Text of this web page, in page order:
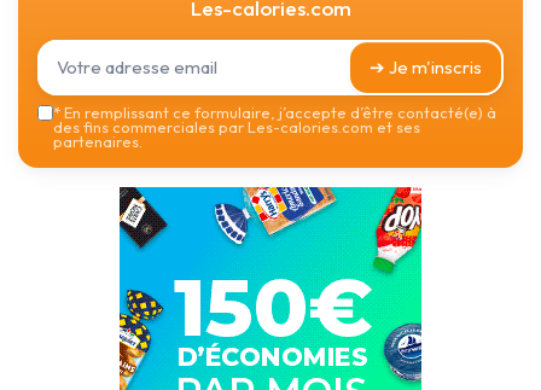
Les-calories.com
➔ Je m'inscris
*En remplissant ce formulaire, j’accepte d’être contacté(e) à
des fins commerciales par Les-calories.com et ses
partenaires.